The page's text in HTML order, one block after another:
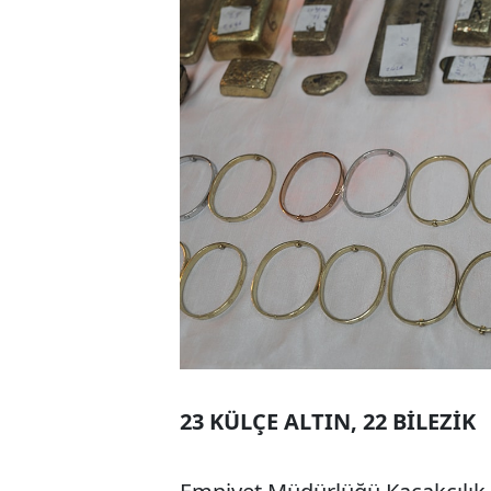
23 KÜLÇE ALTIN, 22 BİLEZİK